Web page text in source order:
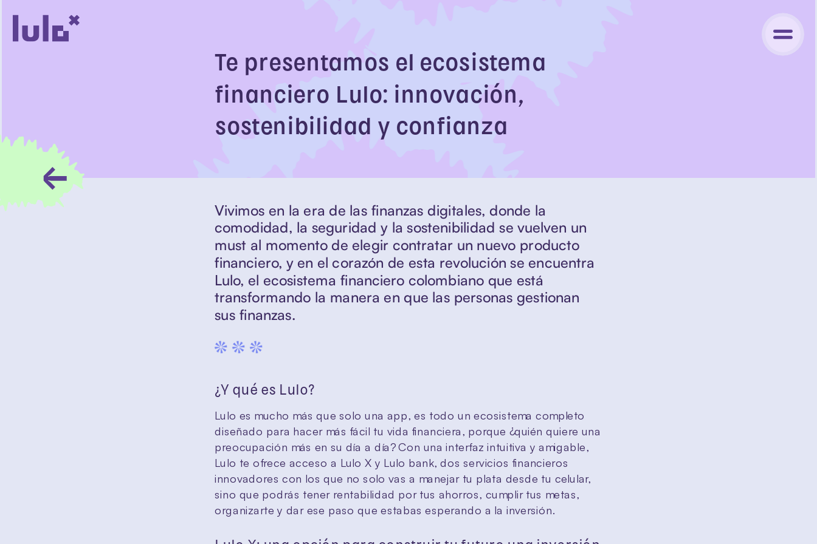
Te presentamos el ecosistema
financiero Lulo: innovación,
sostenibilidad y confianza
Vivimos en la era de las finanzas digitales, donde la
comodidad, la seguridad y la sostenibilidad se vuelven un
must al momento de elegir contratar un nuevo producto
financiero, y en el corazón de esta revolución se encuentra
Lulo, el ecosistema financiero colombiano que está
transformando la manera en que las personas gestionan
sus finanzas.
¿Y qué es Lulo?
Lulo es mucho más que solo una app, es todo un ecosistema completo
diseñado para hacer más fácil tu vida financiera, porque ¿quién quiere una
preocupación más en su día a día? Con una interfaz intuitiva y amigable,
Lulo te ofrece acceso a Lulo X y Lulo bank, dos servicios financieros
innovadores con los que no solo vas a manejar tu plata desde tu celular,
sino que podrás tener rentabilidad por tus ahorros, cumplir tus metas,
organizarte y dar ese paso que estabas esperando a la inversión.